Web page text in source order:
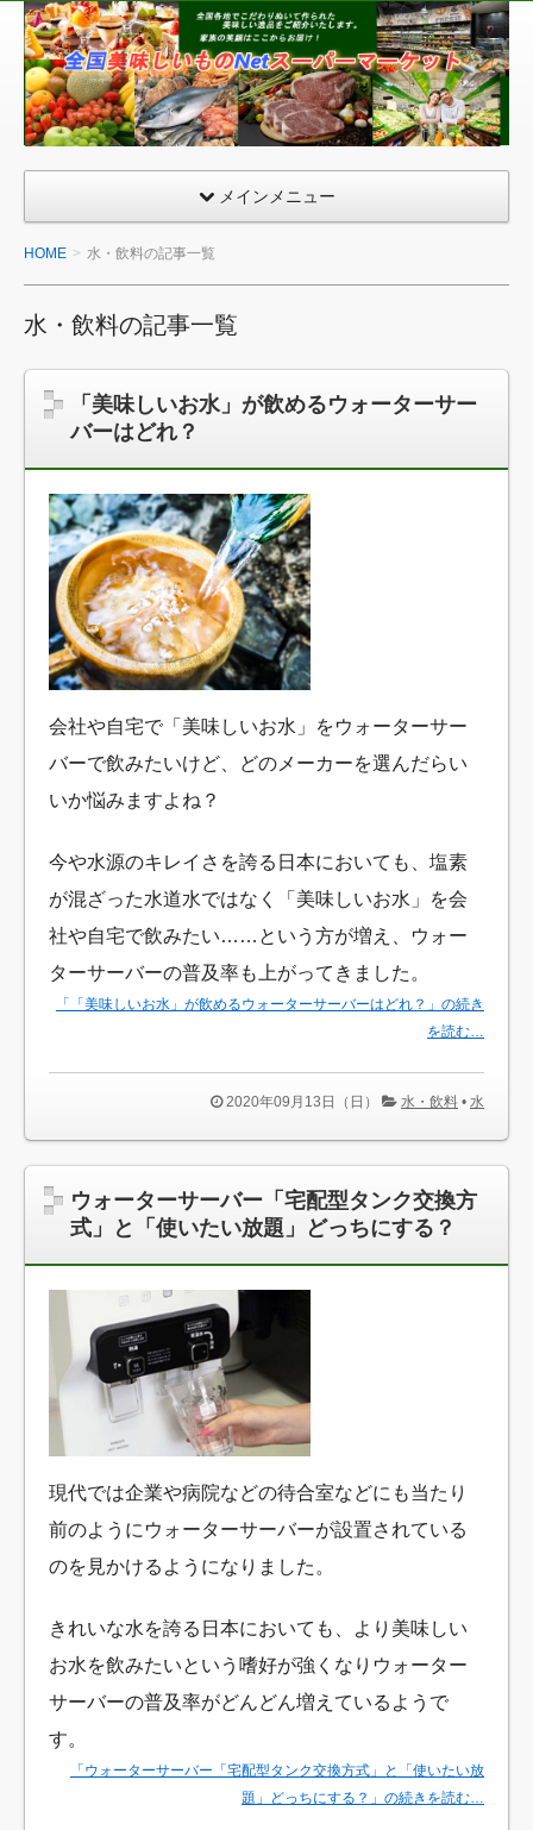
全
国
美
味
も
の
ス
ー
パ
メインメニュー
HOME 水・飲料の記事一覧
水・飲料の記事一覧
「美味しいお水」が飲めるウォーターサー
バーはどれ？
会社や自宅で「美味しいお水」をウォーターサー
バーで飲みたいけど、どのメーカーを選んだらい
いか悩みますよね？
今や水源のキレイさを誇る日本においても、塩素
が混ざった水道水ではなく「美味しいお水」を会
社や自宅で飲みたい……という方が増え、ウォー
ターサーバーの普及率も上がってきました。
「「美味しいお水」が飲めるウォーターサーバーはどれ？」の続き
を読む…
2020年09月13日（日） 水・飲料 • 水
ウォーターサーバー「宅配型タンク交換方
式」と「使いたい放題」どっちにする？
現代では企業や病院などの待合室などにも当たり
前のようにウォーターサーバーが設置されている
のを見かけるようになりました。
きれいな水を誇る日本においても、より美味しい
お水を飲みたいという嗜好が強くなりウォーター
サーバーの普及率がどんどん増えているようで
す。
「ウォーターサーバー「宅配型タンク交換方式」と「使いたい放
題」どっちにする？」の続きを読む…